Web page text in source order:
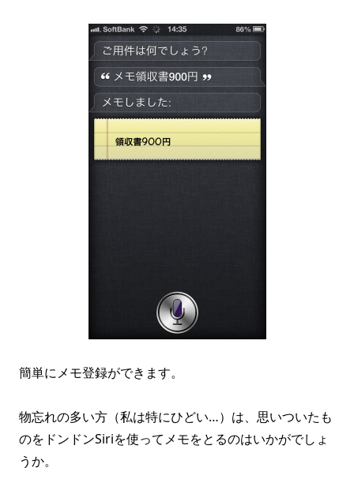
簡単にメモ登録ができます。
物忘れの多い方（私は特にひどい…）は、思いついたも
のをドンドンSiriを使ってメモをとるのはいかがでしょ
うか。